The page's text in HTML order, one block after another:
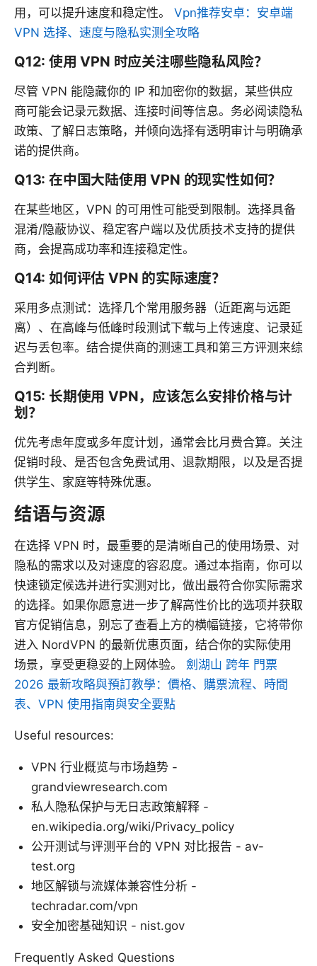
用，可以提升速度和稳定性。 Vpn推荐安卓：安卓端
VPN 选择、速度与隐私实测全攻略
Q12: 使用 VPN 时应关注哪些隐私风险？
尽管 VPN 能隐藏你的 IP 和加密你的数据，某些供应
商可能会记录元数据、连接时间等信息。务必阅读隐私
政策、了解日志策略，并倾向选择有透明审计与明确承
诺的提供商。
Q13: 在中国大陆使用 VPN 的现实性如何？
在某些地区，VPN 的可用性可能受到限制。选择具备
混淆/隐蔽协议、稳定客户端以及优质技术支持的提供
商，会提高成功率和连接稳定性。
Q14: 如何评估 VPN 的实际速度？
采用多点测试：选择几个常用服务器（近距离与远距
离）、在高峰与低峰时段测试下载与上传速度、记录延
迟与丢包率。结合提供商的测速工具和第三方评测来综
合判断。
Q15: 长期使用 VPN，应该怎么安排价格与计
划？
优先考虑年度或多年度计划，通常会比月费合算。关注
促销时段、是否包含免费试用、退款期限，以及是否提
供学生、家庭等特殊优惠。
结语与资源
在选择 VPN 时，最重要的是清晰自己的使用场景、对
隐私的需求以及对速度的容忍度。通过本指南，你可以
快速锁定候选并进行实测对比，做出最符合你实际需求
的选择。如果你愿意进一步了解高性价比的选项并获取
官方促销信息，别忘了查看上方的横幅链接，它将带你
进入 NordVPN 的最新优惠页面，结合你的实际使用
场景，享受更稳妥的上网体验。 劍湖山 跨年 門票
2026 最新攻略與預訂教學：價格、購票流程、時間
表、VPN 使用指南與安全要點
Useful resources:
VPN 行业概览与市场趋势 -
grandviewresearch.com
私人隐私保护与无日志政策解释 -
en.wikipedia.org/wiki/Privacy_policy
公开测试与评测平台的 VPN 对比报告 - av-
test.org
地区解锁与流媒体兼容性分析 -
techradar.com/vpn
安全加密基础知识 - nist.gov
Frequently Asked Questions